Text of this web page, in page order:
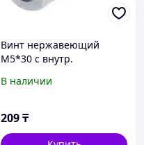
Винт нержавеющий
М5*30 с внутр.
912
В наличии
209₸